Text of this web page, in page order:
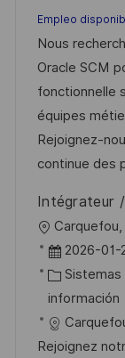
e
g
o
r
í
a
Empleo
Nous
Oracle SCM
fonctionnelle
équipes
Rejoignez-
continue des
Intégrateur
U
b
a
c
Carquefou,
F
e
c
h
a
2026-01-
C
a
t
e
información
Rejoignez